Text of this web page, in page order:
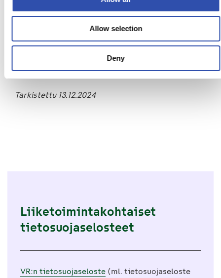
Allow selection
Deny
Yksityisyys ja tietoturva kulkevat käsi kädessä.
Tietosuojan ja -turvan tarkoituksena on varmistaa,
että henkilötietojasi käsitellään asianmukaisesti ja
turvallisesti.
Tarkistettu 13.12.2024
Liiketoimintakohtaiset
tietosuojaselosteet
VR:n tietosuojaseloste (ml. tietosuoja­seloste